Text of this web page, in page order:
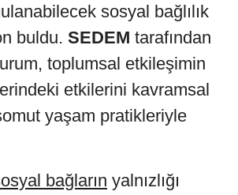
sosyal bağlılık
buldu. SEDEM tarafından
toplumsal etkileşimin
etkilerini kavramsal
yaşam pratikleriyle
bağların yalnızlığı